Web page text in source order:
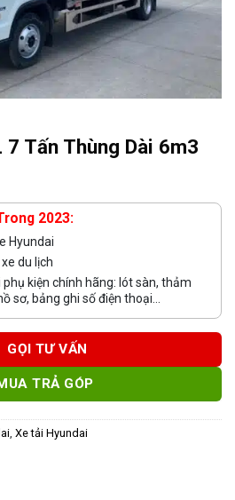
7 Tấn Thùng Dài 6m3
2023:
Hyundai
du lịch
kiện chính hãng: lót sàn, thảm
sơ, bảng ghi số điện thoại...
GỌI TƯ VẤN
TRẢ GÓP
Xe tải Hyundai